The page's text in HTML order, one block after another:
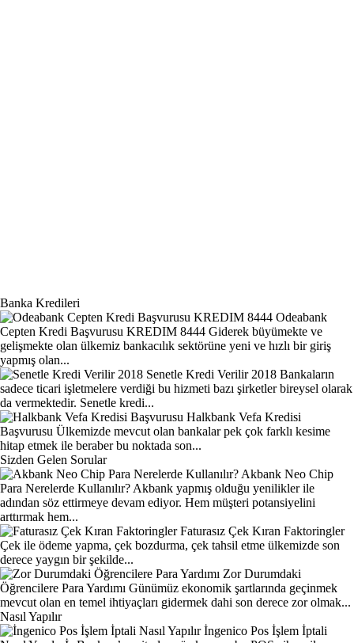
Banka Kredileri
Odeabank
Cepten Kredi Başvurusu KREDIM 8444 Giderek büyümekte ve
gelişmekte olan ülkemiz bankacılık sektörüne yeni ve hızlı bir giriş
yapmış olan...
Senetle Kredi Verilir 2018 Bankaların
sadece ticari işletmelere verdiği bu hizmeti bazı şirketler bireysel olarak
da vermektedir. Senetle kredi...
Halkbank Vefa Kredisi
Başvurusu Ülkemizde mevcut olan bankalar pek çok farklı kesime
hitap etmek ile beraber bu noktada son...
Sizden Gelen Sorular
Akbank Neo Chip
Para Nerelerde Kullanılır? Akbank yapmış olduğu yenilikler ile
adından söz ettirmeye devam ediyor. Hem müşteri potansiyelini
arttırmak hem...
Faturasız Çek Kıran Faktoringler
Çek ile ödeme yapma, çek bozdurma, çek tahsil etme ülkemizde son
derece yaygın bir şekilde...
Zor Durumdaki
Öğrencilere Para Yardımı Günümüz ekonomik şartlarında geçinmek
mevcut olan en temel ihtiyaçları gidermek dahi son derece zor olmak...
Nasıl Yapılır
İngenico Pos İşlem İptali